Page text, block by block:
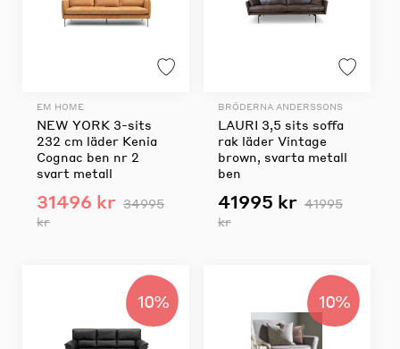
EM HOME
NEW YORK 3-sits
232 cm läder Kenia
Cognac ben nr 2
svart metall
31496 kr 34995
kr
BRÖDERNA ANDERSSONS
LAURI 3,5 sits soffa
rak läder Vintage
brown, svarta metall
ben
41995 kr 41995
kr
10% 10%